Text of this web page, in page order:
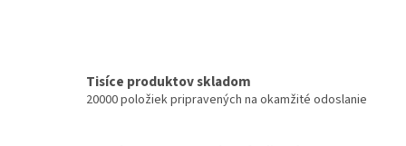
Tisíce produktov skladom
20000 položiek pripravených na okamžité odoslanie